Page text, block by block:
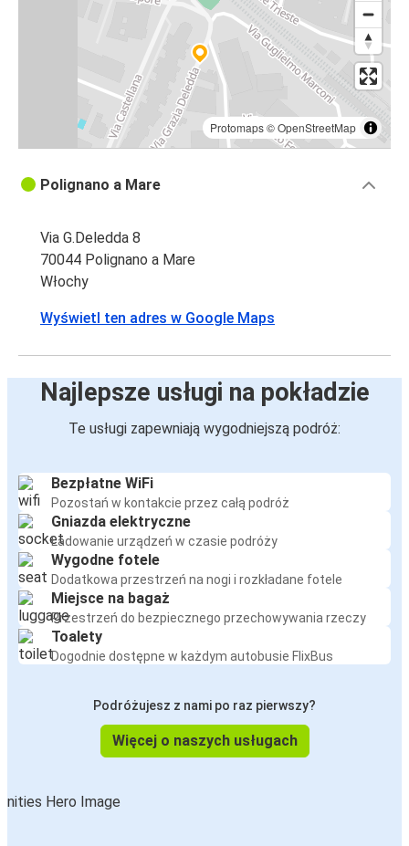
Protomaps©OpenStreetMap
Polignano a Mare
Via G.Deledda 8
70044 Polignano a Mare
Włochy
Wyświetl ten adres w Google Maps
Najlepsze usługi na pokładzie
Te usługi zapewniają wygodniejszą podróż:
Bezpłatne WiFi
Pozostań w kontakcie przez całą podróż
Gniazda elektryczne
Ładowanie urządzeń w czasie podróży
Wygodne fotele
Dodatkowa przestrzeń na nogi i rozkładane fotele
Miejsce na bagaż
Przestrzeń do bezpiecznego przechowywania rzeczy
Toalety
Dogodnie dostępne w każdym autobusie FlixBus
Podróżujesz z nami po raz pierwszy?
Więcej o naszych usługach